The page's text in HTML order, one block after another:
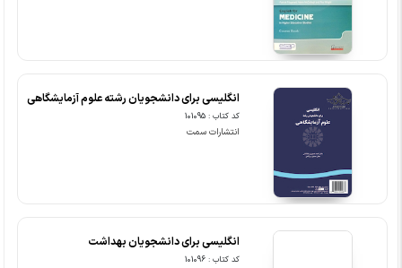
انگلیسی برای دانشجویان رشته علوم آزمایشگاهی
کد کتاب : 101095
انتشارات سمت
انگلیسی برای دانشجویان بهداشت
کد کتاب : 101096